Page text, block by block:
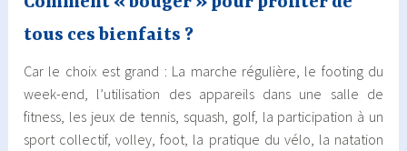
tous ces bienfaits ?
Car le choix est grand : La marche régulière, le footing du
week-end, l’utilisation des appareils dans une salle de
fitness, les jeux de tennis, squash, golf, la participation à un
sport collectif, volley, foot, la pratique du vélo, la natation